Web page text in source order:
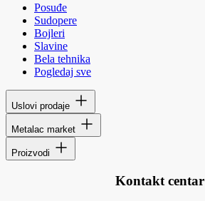
Posuđe
Sudopere
Bojleri
Slavine
Bela tehnika
Pogledaj sve
Uslovi prodaje
Metalac market
Proizvodi
Kontakt centar